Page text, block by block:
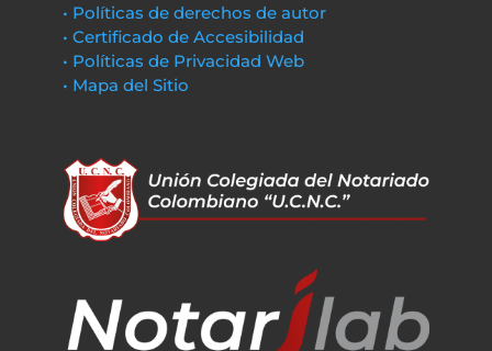
• Políticas de derechos de autor
• Certificado de Accesibilidad
• Políticas de Privacidad Web
• Mapa del Sitio